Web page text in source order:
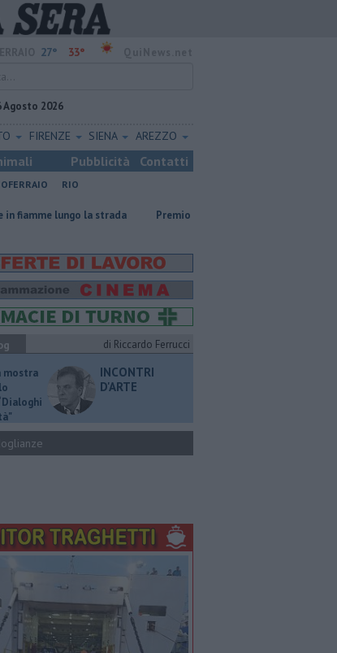
27° 33°
Agosto 2026
FIRENZE SIENA AREZZO
Pubblicità Contatti
RIO
la strada Premio Strega, Petrocchi e Scurati all'Elba
di Riccardo Ferrucci
mostra
INCONTRI
D'ARTE